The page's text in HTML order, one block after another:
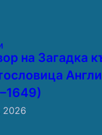
на Загадка
2026